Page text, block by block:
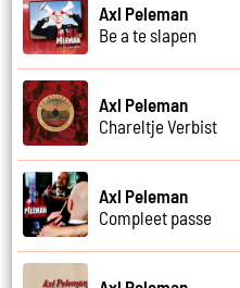
Axl Peleman
Be a te slapen
Axl Peleman
Chareltje Verbist
Axl Peleman
Compleet passe